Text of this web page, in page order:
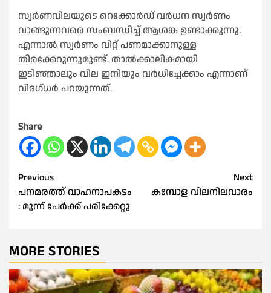
സ്വർണവിലയുടെ റെക്കോർഡ് വർധന സ്വർണം
വാങ്ങുന്നവരെ സംബന്ധിച്ച് ആശങ്ക ഉണ്ടാക്കുന്നു.
എന്നാൽ സ്വർണം വിറ്റ് പണമാക്കാനുള്ള
തിരക്കേറുന്നുമുണ്ട്. താൽക്കാലികമായി
ഇടിഞ്ഞാലും വില ഇനിയും വർധിച്ചേക്കാം എന്നാണ്
വിദഗ്ധർ പറയുന്നത്.
Share
Post
navigation
Previous
പനമരത്ത് വാഹനാപകടം
: മൂന്ന് പേർക്ക് പരിക്കേറ്റു
Next
കമ്പോള വിലനിലവാരം
MORE STORIES